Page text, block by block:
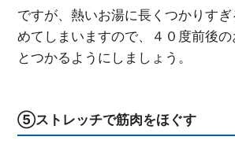
ですが、熱いお湯に長くつかりす
めてしまいますので、４０度前後の
とつかるようにしましょう。
⑤ストレッチで筋肉をほぐす